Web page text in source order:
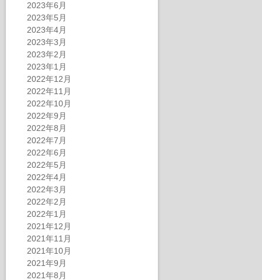
2023年6月
2023年5月
2023年4月
2023年3月
2023年2月
2023年1月
2022年12月
2022年11月
2022年10月
2022年9月
2022年8月
2022年7月
2022年6月
2022年5月
2022年4月
2022年3月
2022年2月
2022年1月
2021年12月
2021年11月
2021年10月
2021年9月
2021年8月